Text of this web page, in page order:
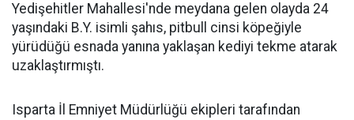
Yedişehitler Mahallesi'nde meydana gelen olayda 24
yaşındaki B.Y. isimli şahıs, pitbull cinsi köpeğiyle
yürüdüğü esnada yanına yaklaşan kediyi tekme atarak
uzaklaştırmıştı.
Isparta İl Emniyet Müdürlüğü ekipleri tarafından